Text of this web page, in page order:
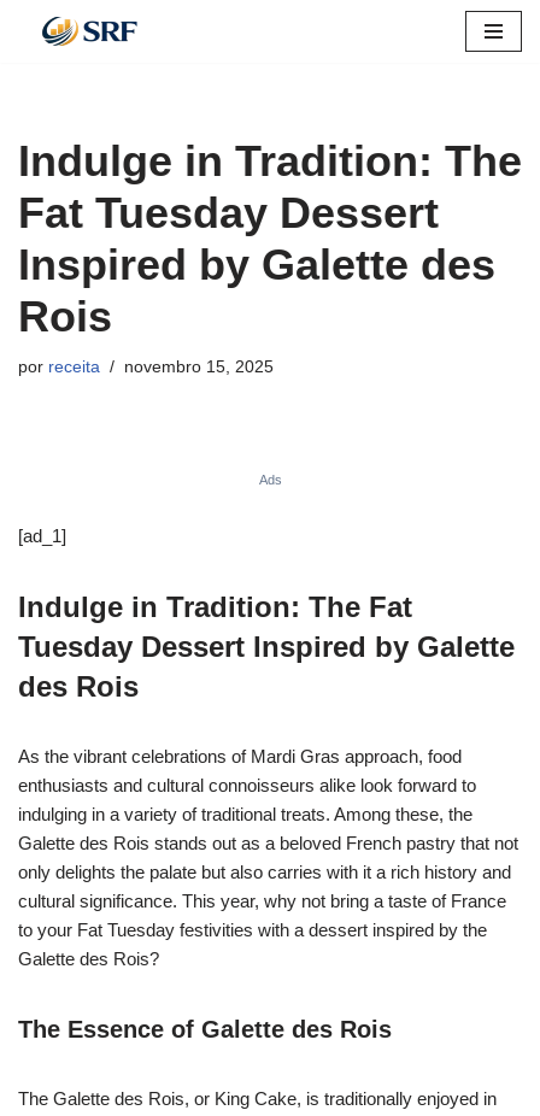
conteúdo
Indulge in Tradition: The
Fat Tuesday Dessert
Inspired by Galette des
Rois
por receita novembro 15, 2025
Ads
[ad_1]
Indulge in Tradition: The Fat
Tuesday Dessert Inspired by Galette
des Rois
As the vibrant celebrations of Mardi Gras approach, food
enthusiasts and cultural connoisseurs alike look forward to
indulging in a variety of traditional treats. Among these, the
Galette des Rois stands out as a beloved French pastry that not
only delights the palate but also carries with it a rich history and
cultural significance. This year, why not bring a taste of France
to your Fat Tuesday festivities with a dessert inspired by the
Galette des Rois?
The Essence of Galette des Rois
The Galette des Rois, or King Cake, is traditionally enjoyed in